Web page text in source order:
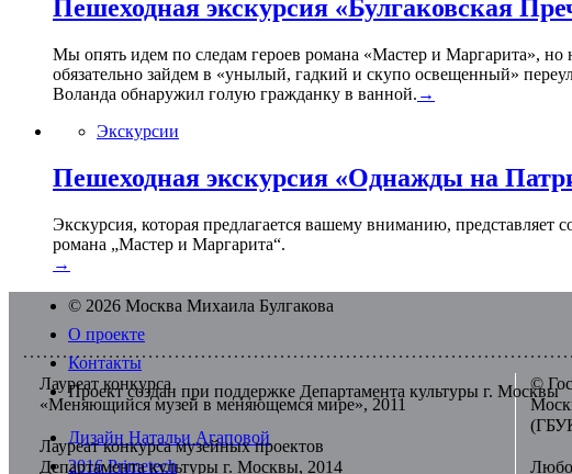
Пешеходная экскурсия «Булгаковская
Мы опять идем по следам героев романа «Мастер и Маргарита»,
обязательно зайдем в «унылый, гадкий и скупо освещенный»
Воланда обнаружил голую гражданку в ванной. →
Экскурсии
Пешеходная экскурсия «Однажды на
Экскурсия, которая предлагается вашему вниманию,
романа „Мастер и Маргарита“.
→
© 2026 Москва Михаила Булгакова
О проекте
Контакты
Проект создан при поддержке Департамента культуры г. Москвы
Дизайн Натальи Агаповой
2016 Primetech
Лауреат конкурса
«Меняющийся музей в меняющемся мире», 2011
Лауреат конкурса музейных проектов
Департамента культуры г. Москвы, 2014
©